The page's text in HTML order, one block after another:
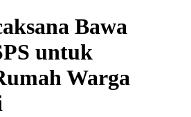
Bawa
untuk
Warga